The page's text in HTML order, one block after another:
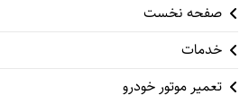
صفحه نخست
خدمات
تعمیر موتور خودرو